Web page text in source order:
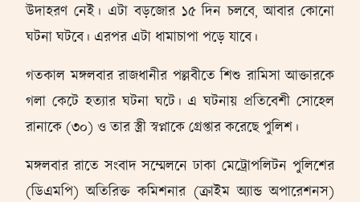
উদাহরণ নেই। এটা বড়জোর ১৫ দিন চলবে, আবার কোনো
ঘটনা ঘটবে। এরপর এটা ধামাচাপা পড়ে যাবে।
গতকাল মঙ্গলবার রাজধানীর পল্লবীতে শিশু রামিসা আক্তারকে
গলা কেটে হত্যার ঘটনা ঘটে। এ ঘটনায় প্রতিবেশী সোহেল
রানাকে (৩০) ও তার স্ত্রী স্বপ্নাকে গ্রেপ্তার করেছে পুলিশ।
মঙ্গলবার রাতে সংবাদ সম্মেলনে ঢাকা মেট্রোপলিটন পুলিশের
(ডিএমপি) অতিরিক্ত কমিশনার (ক্রাইম অ্যান্ড অপারেশনস)